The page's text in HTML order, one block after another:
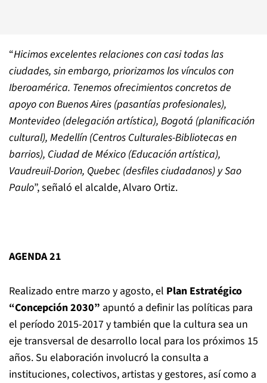
“Hicimos excelentes relaciones con casi todas las
ciudades, sin embargo, priorizamos los vínculos con
Iberoamérica. Tenemos ofrecimientos concretos de
apoyo con Buenos Aires (pasantías profesionales),
Montevideo (delegación artística), Bogotá (planificación
cultural), Medellín (Centros Culturales-Bibliotecas en
barrios), Ciudad de México (Educación artística),
Vaudreuil-Dorion, Quebec (desfiles ciudadanos) y Sao
Paulo”, señaló el alcalde, Alvaro Ortiz.
AGENDA 21
Realizado entre marzo y agosto, el Plan Estratégico
“Concepción 2030” apuntó a definir las políticas para
el período 2015-2017 y también que la cultura sea un
eje transversal de desarrollo local para los próximos 15
años. Su elaboración involucró la consulta a
instituciones, colectivos, artistas y gestores, así como a